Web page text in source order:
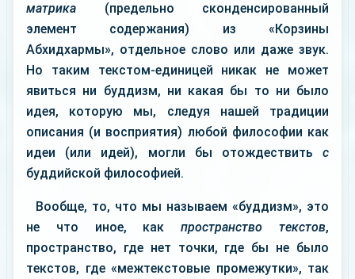
матрика (предельно сконденсированный
элемент содержания) из «Корзины
Абхидхармы», отдельное слово или даже звук.
Но таким текстом-единицей никак не может
явиться ни буддизм, ни какая бы то ни было
идея, которую мы, следуя нашей традиции
описания (и восприятия) любой философии как
идеи (или идей), могли бы отождествить с
буддийской философией.
Вообще, то, что мы называем «буддизм», это
не что иное, какпространство текстов,
пространство, где нет точки, где бы не было
текстов, где «межтекстовые промежутки», так